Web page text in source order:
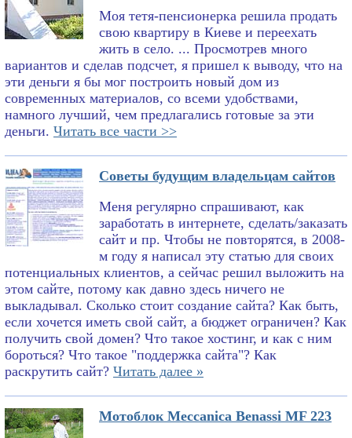
Моя тетя-пенсионерка решила продать
свою квартиру в Киеве и переехать
жить в село. ... Просмотрев много
вариантов и сделав подсчет, я пришел к выводу, что на
эти деньги я бы мог построить новый дом из
современных материалов, со всеми удобствами,
намного лучший, чем предлагались готовые за эти
деньги. Читать все части >>
Советы будущим владельцам сайтов
Меня регулярно спрашивают, как
заработать в интернете, сделать/заказать
сайт и пр. Чтобы не повторятся, в 2008-
м году я написал эту статью для своих
потенциальных клиентов, а сейчас решил выложить на
этом сайте, потому как давно здесь ничего не
выкладывал. Сколько стоит создание сайта? Как быть,
если хочется иметь свой сайт, а бюджет ограничен? Как
получить свой домен? Что такое хостинг, и как с ним
бороться? Что такое "поддержка сайта"? Как
раскрутить сайт? Читать далее »
Мотоблок Meccanica Benassi MF 223